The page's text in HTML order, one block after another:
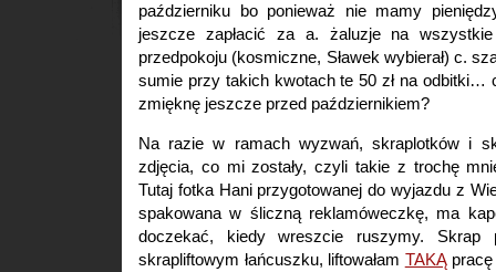
październiku bo ponieważ nie mamy
jeszcze zapłacić za a. żaluzje na
przedpokoju (kosmiczne, Sławek wybierał) c.
sumie przy takich kwotach te 50 zł na odbitki…
zmięknę jeszcze przed październikiem?
Na razie w ramach wyzwań, skraplotków i
zdjęcia, co mi zostały, czyli takie z trochę
Tutaj fotka Hani przygotowanej do wyjazdu z
spakowana w śliczną reklamóweczkę, ma
doczekać, kiedy wreszcie ruszymy. Skrap
skrapliftowym łańcuszku, liftowałam TAKĄpracę